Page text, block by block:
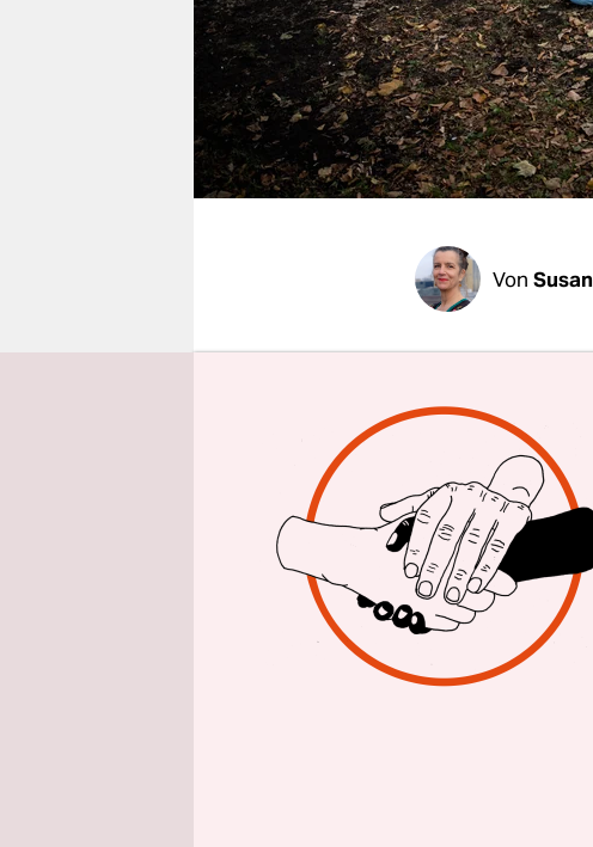
shop
fragen & hilfe
unterstützen
abo
genossenschaft
Von
Der „Warme
Moabit
Duschen. Sie
etwas
wieder raus
leicht, denn
sagen: Viele
Jahren des
Das
zwar seit